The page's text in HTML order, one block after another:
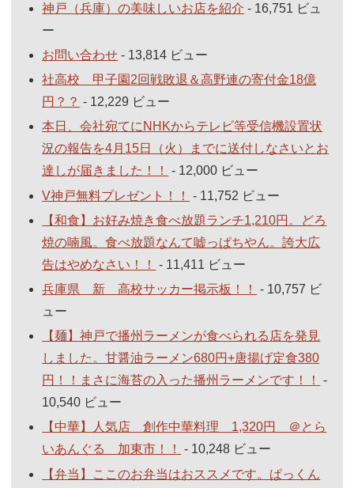
神戸（兵庫）の美味しいお店を紹介 - 16,751 ビュ
ー
お問い合わせ - 13,814 ビュー
社高校 甲子園2回戦敗退＆高野連の寄付金18億
円？？ - 12,229 ビュー
本日、会社宛てにNHKからテレビ等受信機設置状
況の報告を4月15日（火）までに送付しなさいとお
達しが届きました！！
- 12,000 ビュー
V神戸無料プレゼント！！
- 11,752 ビュー
【和食】お好み焼き食べ放題ランチ1,210円。どろ
焼の喃風。食べ放題なんて嘘っぱちやん。誇大広
告はやめなさい！！
- 11,411 ビュー
兵庫県 新 高校サッカー掲示板！！
- 10,757 ビ
ュー
【麺】神戸で播州ラーメンが食べられる店を発見
しました。甘醤油ラーメン680円+唐揚げ定食380
円！！まさに海苔の入った播州ラーメンです！！
-
10,540 ビュー
【中華】人気店 創作中華料理 1,320円 ＠とら
いあんぐる 加東市！！
- 10,248 ビュー
【弁当】ここのお弁当はおススメです。ぱっくん